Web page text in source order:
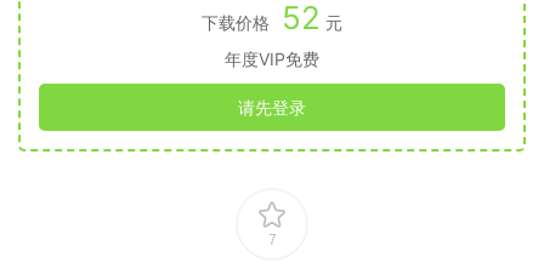
下载价格 52 元
年度VIP免费
请先登录
7